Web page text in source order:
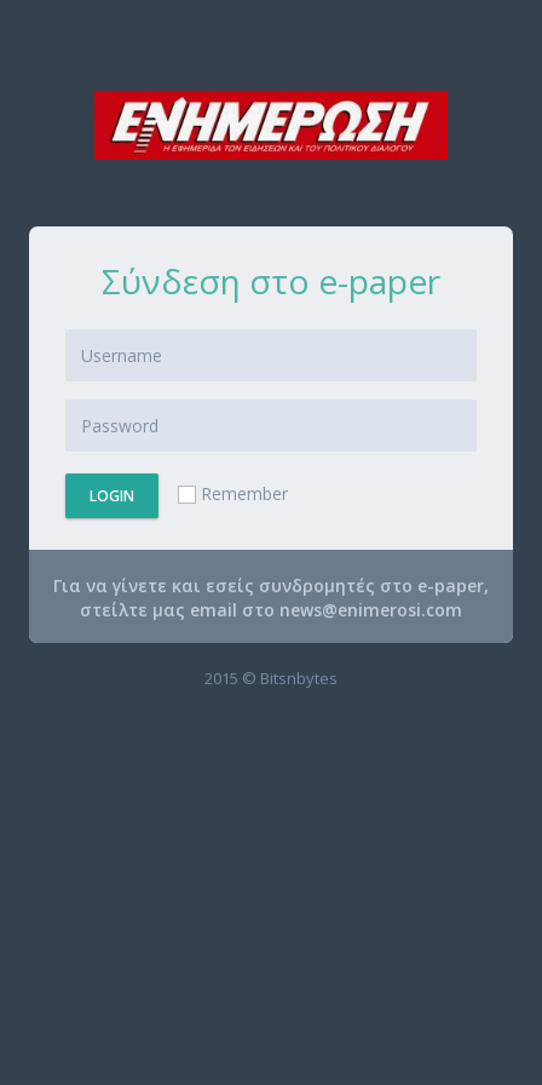
Σύνδεση στο e-paper
LOGIN Remember
Για να γίνετε και εσείς συνδρομητές στο e-paper,
στείλτε μας email στο news@enimerosi.com
2015 © Bitsnbytes